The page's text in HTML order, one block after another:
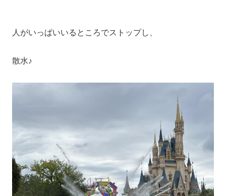
人がいっぱいいるところでストップし、
散水♪